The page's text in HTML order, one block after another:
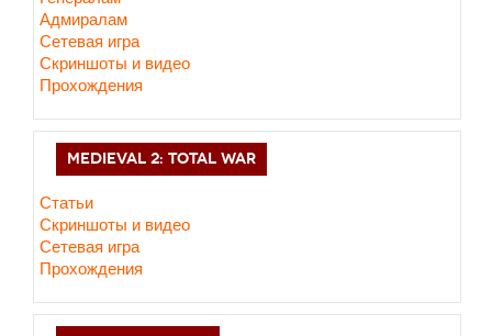
Адмиралам
Сетевая игра
Скриншоты и видео
Прохождения
MEDIEVAL 2: TOTAL WAR
Статьи
Скриншоты и видео
Сетевая игра
Прохождения